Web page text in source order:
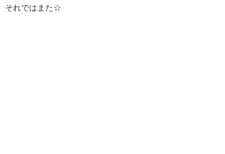
それではまた☆